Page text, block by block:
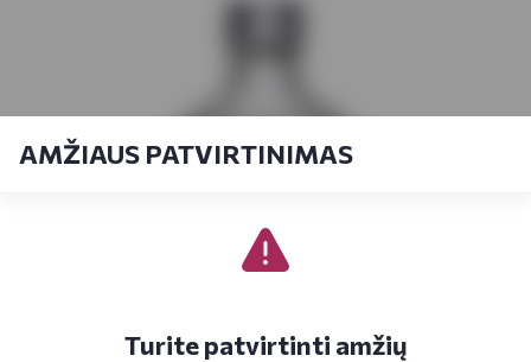
AMŽIAUS PATVIRTINIMAS
Turite patvirtinti amžių